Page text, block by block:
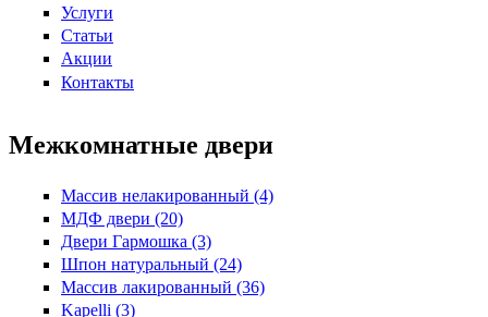
Услуги
Статьи
Акции
Контакты
Межкомнатные двери
Массив нелакированный (4)
МДФ двери (20)
Двери Гармошка (3)
Шпон натуральный (24)
Массив лакированный (36)
Kapelli (3)